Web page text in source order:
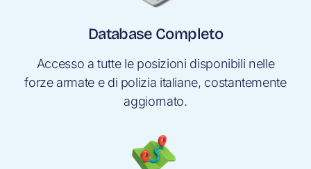
Database Completo
Accesso a tutte le posizioni disponibili nelle
forze armate e di polizia italiane, costantemente
aggiornato.